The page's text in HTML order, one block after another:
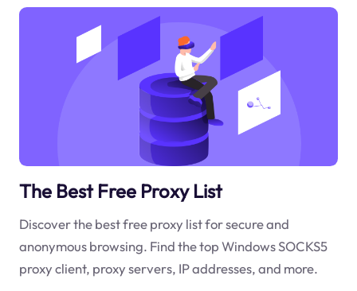
The Best Free Proxy List
Discover the best free proxy list for secure and
anonymous browsing. Find the top Windows SOCKS5
proxy client, proxy servers, IP addresses, and more.